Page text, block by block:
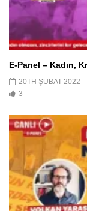
E-Panel – Kadın,
20TH ŞUBAT 2022
3